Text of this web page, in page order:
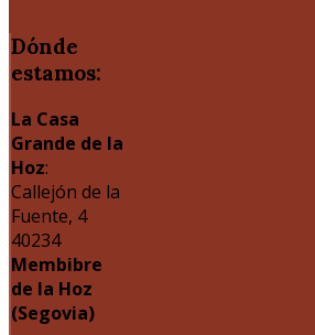
Dónde
estamos:
La Casa
Grande de la
Hoz:
Callejón de la
Fuente, 4
40234
Membibre
de la Hoz
(Segovia)